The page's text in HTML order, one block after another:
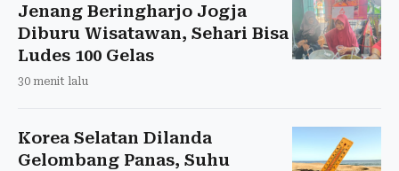
Jenang Beringharjo Jogja
Diburu Wisatawan, Sehari Bisa
Ludes 100 Gelas
30 menit lalu
Korea Selatan Dilanda
Gelombang Panas, Suhu